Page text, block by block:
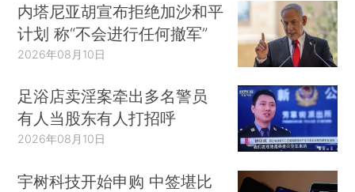
内塔尼亚胡宣布拒绝加沙和平
计划 称“不会进行任何撤军”
2026年08月10日
足浴店卖淫案牵出多名警员
有人当股东有人打招呼
2026年08月10日
宇树科技开始申购 中签堪比